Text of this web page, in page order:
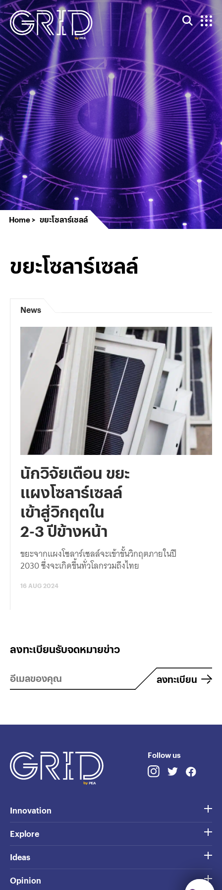
Home ขยะโซลาร์เซลล์
ขยะโซลาร์เซลล์
News
นักวิจัยเตือน ขยะ
แผงโซลาร์เซลล์
เข้าสู่วิกฤตใน
2-3 ปีข้างหน้า
ขยะจากแผงโซลาร์เซลล์จะเข้าขั้นวิกฤตภายในปี
2030 ซึ่งจะเกิดขึ้นทั่วโลกรวมถึงไทย
16 AUG 2024
ลงทะเบียนรับจดหมายข่าว
ลงทะเบียน
Follow us
Innovation
Explore
Ideas
Opinion